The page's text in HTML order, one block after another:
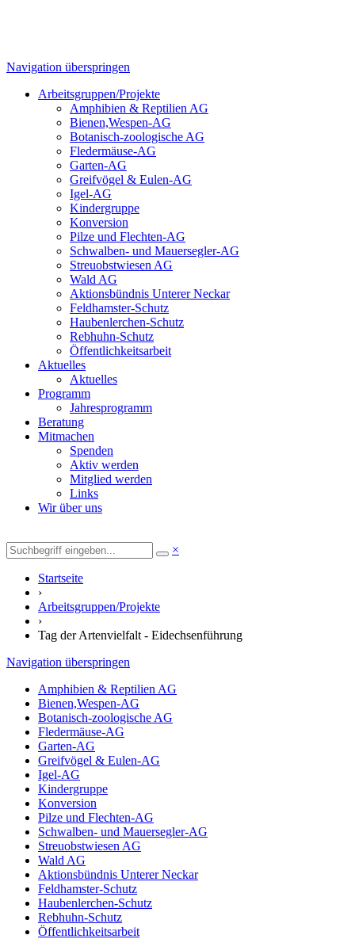
Navigation überspringen
Arbeitsgruppen/Projekte
Amphibien & Reptilien AG
Bienen,Wespen-AG
Botanisch-zoologische AG
Fledermäuse-AG
Garten-AG
Greifvögel & Eulen-AG
Igel-AG
Kindergruppe
Konversion
Pilze und Flechten-AG
Schwalben- und Mauersegler-AG
Streuobstwiesen AG
Wald AG
Aktionsbündnis Unterer Neckar
Feldhamster-Schutz
Haubenlerchen-Schutz
Rebhuhn-Schutz
Öffentlichkeitsarbeit
Aktuelles
Aktuelles
Programm
Jahresprogramm
Beratung
Mitmachen
Spenden
Aktiv werden
Mitglied werden
Links
Wir über uns
×
Startseite
›
Arbeitsgruppen/Projekte
›
Tag der Artenvielfalt - Eidechsenführung
Navigation überspringen
Amphibien & Reptilien AG
Bienen,Wespen-AG
Botanisch-zoologische AG
Fledermäuse-AG
Garten-AG
Greifvögel & Eulen-AG
Igel-AG
Kindergruppe
Konversion
Pilze und Flechten-AG
Schwalben- und Mauersegler-AG
Streuobstwiesen AG
Wald AG
Aktionsbündnis Unterer Neckar
Feldhamster-Schutz
Haubenlerchen-Schutz
Rebhuhn-Schutz
Öffentlichkeitsarbeit